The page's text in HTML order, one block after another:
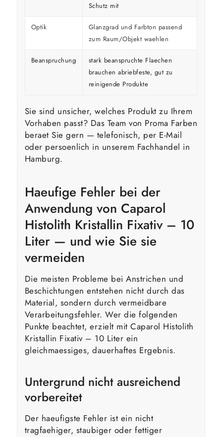
Schutz mit
Optik
Glanzgrad und Farbton passend
zum Raum/Objekt waehlen
Beanspruchung
stark beanspruchte Flaechen
brauchen abriebfeste, gut zu
reinigende Produkte
Sie sind unsicher, welches Produkt zu Ihrem
Vorhaben passt? Das Team von Proma Farben
beraet Sie gern — telefonisch, per E-Mail
oder persoenlich in unserem Fachhandel in
Hamburg.
Haeufige Fehler bei der
Anwendung von Caparol
Histolith Kristallin Fixativ – 10
Liter — und wie Sie sie
vermeiden
Die meisten Probleme bei Anstrichen und
Beschichtungen entstehen nicht durch das
Material, sondern durch vermeidbare
Verarbeitungsfehler. Wer die folgenden
Punkte beachtet, erzielt mit Caparol Histolith
Kristallin Fixativ – 10 Liter ein
gleichmaessiges, dauerhaftes Ergebnis.
Untergrund nicht ausreichend
vorbereitet
Der haeufigste Fehler ist ein nicht
tragfaehiger, staubiger oder fettiger